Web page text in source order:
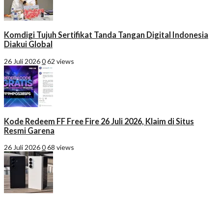
Komdigi Tujuh Sertifikat Tanda Tangan Digital Indonesia
Diakui Global
26 Juli 2026062 views
Kode Redeem FF Free Fire 26 Juli 2026, Klaim di Situs
Resmi Garena
26 Juli 2026068 views